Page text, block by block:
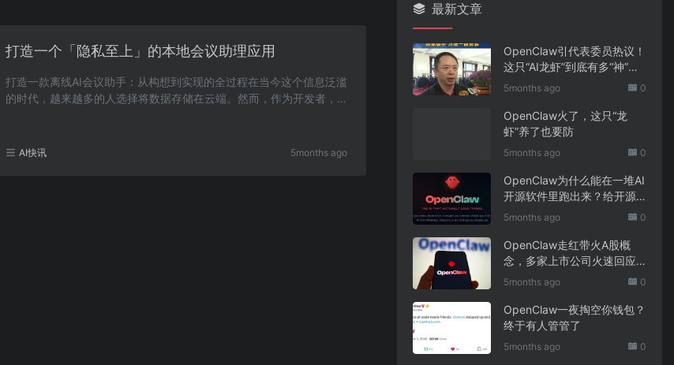
打造一个「隐私至上」的本地会议助理应用
打造一款离线AI会议助手：从构想到实现的全过程在当今这个信息泛滥
的时代，越来越多的人选择将数据存储在云端。然而，作为开发者，我
AI快讯 5months ago
最新文章
OpenClaw引代表委员热议！
这只“AI龙虾”到底有多“神”？
｜科技观察
5months ago 0
OpenClaw火了，这只“龙
虾”养了也要防
5months ago 0
OpenClaw为什么能在一堆AI
开源软件里跑出来？给开源
项目的三点启示
5months ago 0
OpenClaw走红带火A股概
念，多家上市公司火速回应
业务布局
5months ago 0
OpenClaw一夜掏空你钱包？
终于有人管管了
5months ago 0